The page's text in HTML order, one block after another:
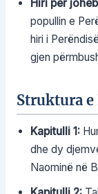
Hiri për
popullin e
hiri i
gjen
Struktura
Kapitulli 1:
dhe dy
Naominë në